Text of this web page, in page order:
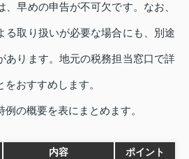
早めの申告が不可欠です。なお、
る取り扱いが必要な場合にも、別途
あります。地元の税務担当窓口で詳
おすすめします。
の概要を表にまとめます。
内容 ポイント